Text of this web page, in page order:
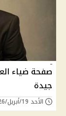
صفحة ضياء
جيدة
الأحد 19/أبريل/2026 - 06:33 م